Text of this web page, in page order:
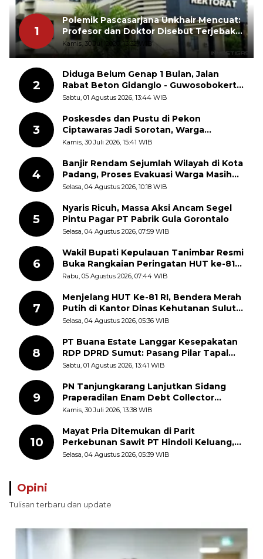
1
Polemik Pascasarjana Unkhair Mencuat:
Profesor dan Doktor Disebut Terjebak
dalam Rutinitas Akademik Akhir Pekan
Kamis, 30 Juli 2026, 13:32 WIB
2
Diduga Belum Genap 1 Bulan, Jalan
Rabat Beton Gidanglo - Guwosobokerto
Sudah Pecah
Sabtu, 01 Agustus 2026, 13:44 WIB
3
Poskesdes dan Pustu di Pekon
Ciptawaras Jadi Sorotan, Warga
Keluhkan Fasilitas Terbengkalai dan
Kamis, 30 Juli 2026, 15:41 WIB
4
Banjir Rendam Sejumlah Wilayah di Kota
Padang, Proses Evakuasi Warga Masih
Berlangsung
Selasa, 04 Agustus 2026, 10:18 WIB
5
Nyaris Ricuh, Massa Aksi Ancam Segel
Pintu Pagar PT Pabrik Gula Gorontalo
Selasa, 04 Agustus 2026, 07:59 WIB
6
Wakil Bupati Kepulauan Tanimbar Resmi
Buka Rangkaian Peringatan HUT ke-81
Kemerdekaan RI, ASN Diajak Perkuat
Rabu, 05 Agustus 2026, 07:44 WIB
7
Menjelang HUT Ke-81 RI, Bendera Merah
Putih di Kantor Dinas Kehutanan Sulut
Disorot Warga
Selasa, 04 Agustus 2026, 05:36 WIB
8
PT Buana Estate Langgar Kesepakatan
RDP DPRD Sumut: Pasang Pilar Tapal
Batas Sepihak Tanpa Libatkan
Sabtu, 01 Agustus 2026, 13:41 WIB
9
PN Tanjungkarang Lanjutkan Sidang
Praperadilan Enam Debt Collector
dengan Pemeriksaan Saksi
Kamis, 30 Juli 2026, 13:38 WIB
10
Mayat Pria Ditemukan di Parit
Perkebunan Sawit PT Hindoli Keluang,
Polisi Selidiki Penyebab Kematian
Selasa, 04 Agustus 2026, 05:39 WIB
Opini
Tulisan terbaru dan update